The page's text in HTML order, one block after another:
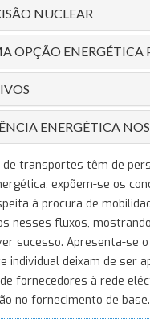
NUCLEAR
OPÇÃO ENERGÉTICA
ENERGÉTICA
transportes têm de
expõem-se os
à procura de
nesses fluxos,
sucesso. Apresenta-se
individual deixam de ser
fornecedores à rede
no fornecimento de base.